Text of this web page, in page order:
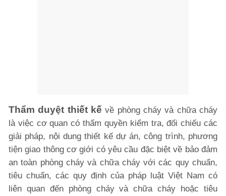
Thẩm duyệt thiết kế về phòng cháy và chữa cháy
là việc cơ quan có thẩm quyền kiểm tra, đối chiếu các
giải pháp, nội dung thiết kế dự án, công trình, phương
tiện giao thông cơ giới có yêu cầu đặc biệt về bảo đảm
an toàn phòng cháy và chữa cháy với các quy chuẩn,
tiêu chuẩn, các quy định của pháp luật Việt Nam có
liên quan đến phòng cháy và chữa cháy hoặc tiêu